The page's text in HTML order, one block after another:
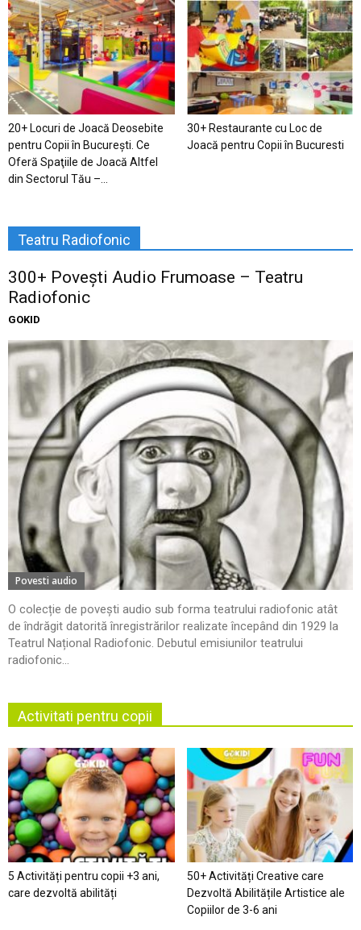
20+ Locuri de Joacă Deosebite
pentru Copii în Bucureşti. Ce
Oferă Spaţiile de Joacă Altfel
din Sectorul Tău –...
30+ Restaurante cu Loc de
Joacă pentru Copii în Bucuresti
Teatru Radiofonic
300+ Povești Audio Frumoase – Teatru
Radiofonic
GOKID
Povesti audio
O colecție de povești audio sub forma teatrului radiofonic atât
de îndrăgit datorită înregistrărilor realizate începând din 1929 la
Teatrul Național Radiofonic. Debutul emisiunilor teatrului
radiofonic...
Activitati pentru copii
5 Activități pentru copii +3 ani,
care dezvoltă abilități
50+ Activități Creative care
Dezvoltă Abilitățile Artistice ale
Copiilor de 3-6 ani